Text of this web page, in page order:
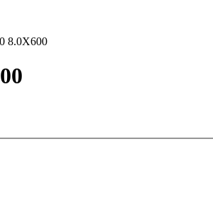
8.0X600